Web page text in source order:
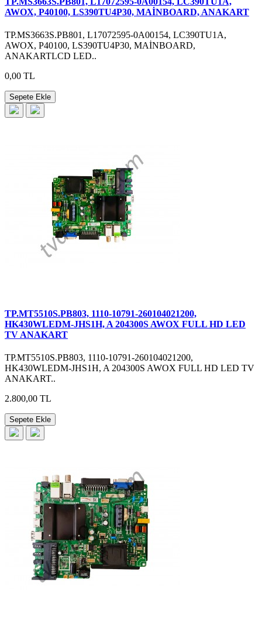
AWOX, P40100, LS390TU4P30, MAİNBOARD, ANAKART
TP.MS3663S.PB801, L17072595-0A00154, LC390TU1A,
AWOX, P40100, LS390TU4P30, MAİNBOARD,
ANAKARTLCD LED..
0,00 TL
Sepete Ekle
TP.MT5510S.PB803, 1110-10791-260104021200,
HK430WLEDM-JHS1H, A 204300S AWOX FULL HD LED
TV ANAKART
TP.MT5510S.PB803, 1110-10791-260104021200,
HK430WLEDM-JHS1H, A 204300S AWOX FULL HD LED TV
ANAKART..
2.800,00 TL
Sepete Ekle